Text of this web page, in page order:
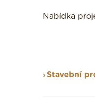
Nabídka
Stavební